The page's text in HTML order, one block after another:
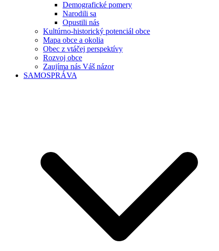
Demografické pomery
Narodili sa
Opustili nás
Kultúrno-historický potenciál obce
Mapa obce a okolia
Obec z vtáčej perspektívy
Rozvoj obce
Zaujíma nás Váš názor
SAMOSPRÁVA